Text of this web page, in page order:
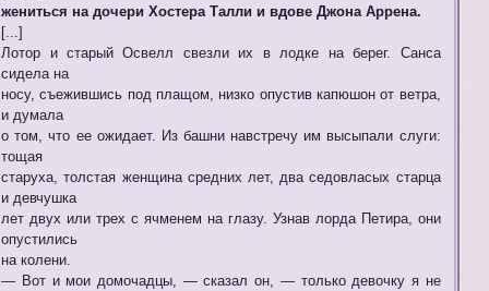
жениться на дочери Хостера Талли и вдове Джона Аррена.
[...]
Лотор и старый Освелл свезли их в лодке на берег. Санса
сидела на
носу, съежившись под плащом, низко опустив капюшон от ветра,
и думала
о том, что ее ожидает. Из башни навстречу им высыпали слуги:
тощая
старуха, толстая женщина средних лет, два седовласых старца
и девчушка
лет двух или трех с ячменем на глазу. Узнав лорда Петира, они
опустились
на колени.
— Вот и мои домочадцы, — сказал он, — только девочку я не